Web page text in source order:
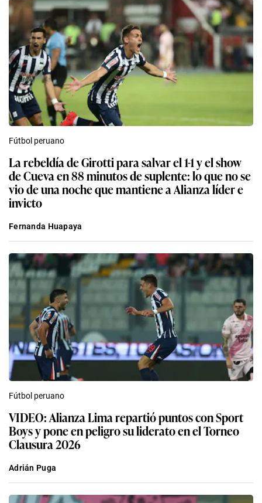
Fútbol peruano
La rebeldía de Girotti para salvar el 1-1 y el show
de Cueva en 88 minutos de suplente: lo que no se
vio de una noche que mantiene a Alianza líder e
invicto
Fernanda Huapaya
Fútbol peruano
VIDEO: Alianza Lima repartió puntos con Sport
Boys y pone en peligro su liderato en el Torneo
Clausura 2026
Adrián Puga